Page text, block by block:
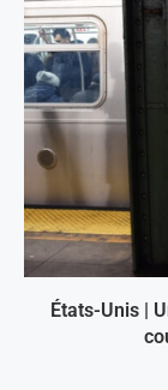
États-Unis |